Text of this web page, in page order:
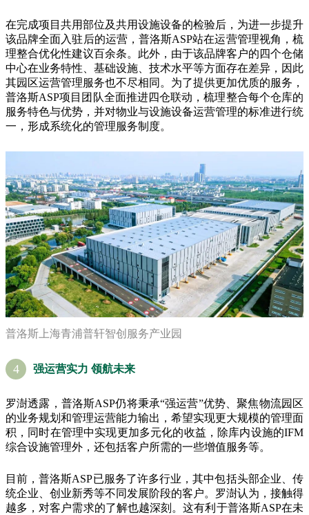
在完成项目共用部位及共用设施设备的检验后，为进一步提升
该品牌全面入驻后的运营，普洛斯ASP站在运营管理视角，梳
理整合优化性建议百余条。此外，由于该品牌客户的四个仓储
中心在业务特性、基础设施、技术水平等方面存在差异，因此
其园区运营管理服务也不尽相同。为了提供更加优质的服务，
普洛斯ASP项目团队全面推进四仓联动，梳理整合每个仓库的
服务特色与优势，并对物业与设施设备运营管理的标准进行统
一，形成系统化的管理服务制度。
普洛斯上海青浦普轩智创服务产业园
4 强运营实力 领航未来
罗澍透露，普洛斯ASP仍将秉承“强运营”优势、聚焦物流园区
的业务规划和管理运营能力输出，希望实现更大规模的管理面
积，同时在管理中实现更加多元化的收益，除库内设施的IFM
综合设施管理外，还包括客户所需的一些增值服务等。
目前，普洛斯ASP已服务了许多行业，其中包括头部企业、传
统企业、创业新秀等不同发展阶段的客户。罗澍认为，接触得
越多，对客户需求的了解也越深刻。这有利于普洛斯ASP在未